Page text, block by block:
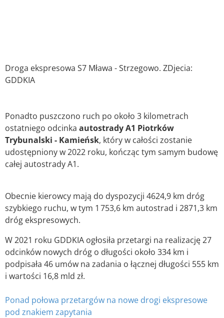
Droga ekspresowa S7 Mława - Strzegowo. ZDjecia:
GDDKIA
Ponadto puszczono ruch po około 3 kilometrach
ostatniego odcinka autostrady A1 Piotrków
Trybunalski - Kamieńsk, który w całości zostanie
udostępniony w 2022 roku, kończąc tym samym budowę
całej autostrady A1.
Obecnie kierowcy mają do dyspozycji 4624,9 km dróg
szybkiego ruchu, w tym 1 753,6 km autostrad i 2871,3 km
dróg ekspresowych.
W 2021 roku GDDKIA ogłosiła przetargi na realizację 27
odcinków nowych dróg o długości około 334 km i
podpisała 46 umów na zadania o łącznej długości 555 km
i wartości 16,8 mld zł.
Ponad połowa przetargów na nowe drogi ekspresowe
pod znakiem zapytania